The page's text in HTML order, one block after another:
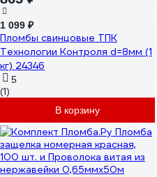
1 099 ₽
Пломбы свинцовые ТПК
Технологии Контроля d=8мм (1
кг) 24346
5
(1)
В корзину